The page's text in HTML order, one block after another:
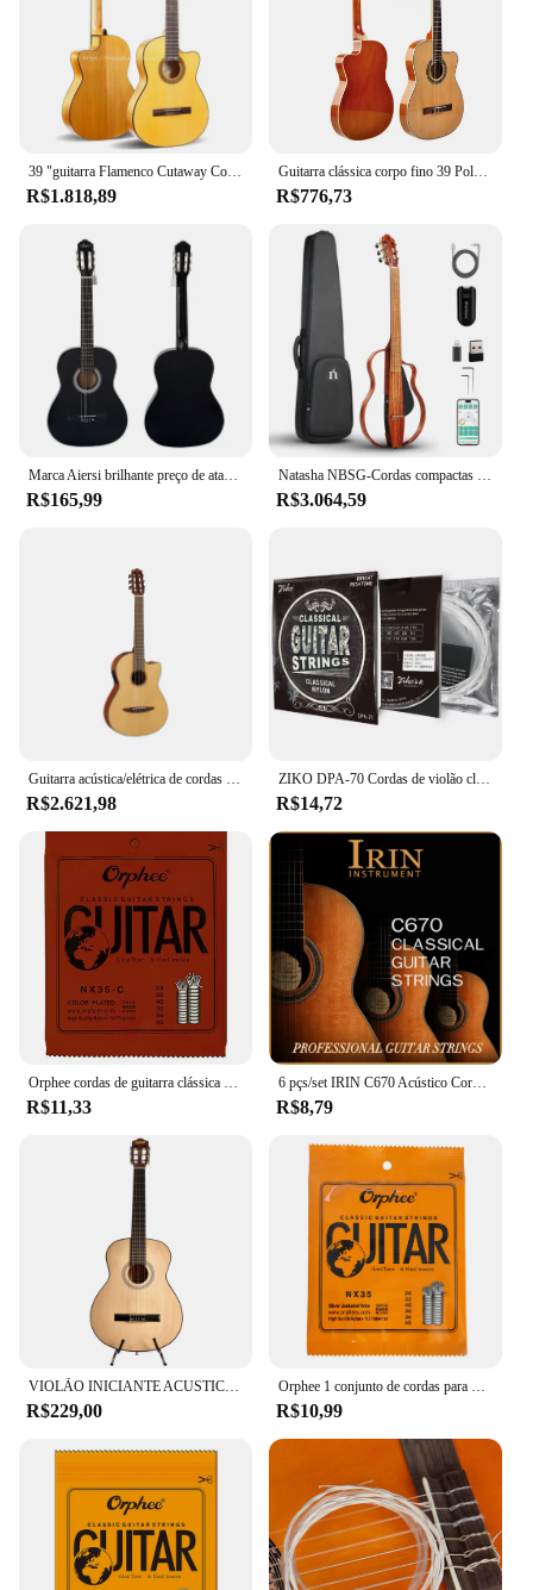
39 "guitarra Flamenco Cutaway Com Corpo Abeto/Aguadze, Guitarra Clássica Com Cordas de Nylon 580mm, 52mm porca guitarra acústica
R$1.818,89
Guitarra clássica corpo fino 39 Polegada acústica elétrica náilon-corda guitarra 6 cordas abeto vermelho alto brilho cutaway electro captador
R$776,73
Marca Aiersi brilhante preço de atacado 39 polegadas cor preta abeto top corda de nylon guitarra clássica instrumentos musicais para venda
R$165,99
Natasha NBSG-Cordas compactas sem fio Nylon, Silencioso Crossover Smart Guitar, Viagem
R$3.064,59
Guitarra acústica/elétrica de cordas de nylon Yamaha NCX1
R$2.621,98
ZIKO DPA-70 Cordas de violão clássico Núcleo de nylon banhado a prata enrolado em cobre de alta tensão
R$14,72
Orphee cordas de guitarra clássica 6 pçs/set NX35-C preto náilon cordas de guitarra clássica adequadas para iniciantes acessórios de guitarra
R$11,33
6 pçs/set IRIN C670 Acústico Cordas Da Guitarra Clássica Nylon Ferida Liga de Cobre Banhado A Prata para Acessórios de Guitarra (.028-.043)
R$8,79
VIOLÃO INICIANTE ACUSTICO NYLON NATURAL LN-39 NA
R$229,00
Orphee 1 conjunto de cordas para violão clássico, nylon transparente, banhado a prata, cobre, tensão normal/dura 028-043/028-045
R$10,99